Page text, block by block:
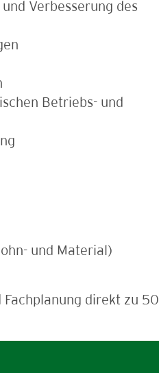
Verbesserung des
Betriebs- und
und Material)
Fachplanung direkt zu 50